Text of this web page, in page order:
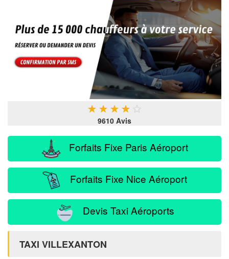
★ ★ ★ ★ ★
9610 Avis
Forfaits Fixe Paris Aéroport
Forfaits Fixe Nice Aéroport
Devis Taxi Aéroports
TAXI VILLEXANTON